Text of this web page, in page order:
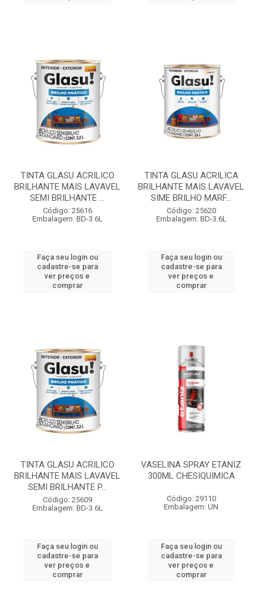
TINTA GLASU ACRILICO
BRILHANTE MAIS LAVAVEL
SEMI BRILHANTE ...
Código: 25616
Embalagem: BD-3.6L
Faça seu login ou
cadastre-se para
ver preços e
comprar
TINTA GLASU ACRILICA
BRILHANTE MAIS LAVAVEL
SIME BRILHO MARF...
Código: 25620
Embalagem: BD-3.6L
Faça seu login ou
cadastre-se para
ver preços e
comprar
TINTA GLASU ACRILICO
BRILHANTE MAIS LAVAVEL
SEMI BRILHANTE P...
Código: 25609
Embalagem: BD-3.6L
Faça seu login ou
cadastre-se para
ver preços e
comprar
VASELINA SPRAY ETANIZ
300ML CHESIQUIMICA
Código: 29110
Embalagem: UN
Faça seu login ou
cadastre-se para
ver preços e
comprar